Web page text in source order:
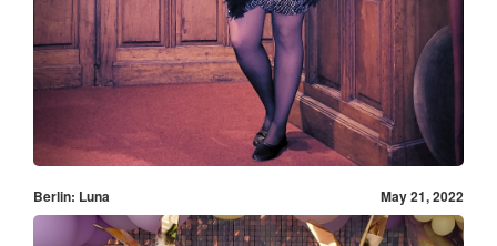
Berlin: Luna May 21, 2022